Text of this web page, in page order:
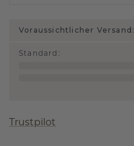
Voraussichtlicher Versand:
Standard :
Trustpilot